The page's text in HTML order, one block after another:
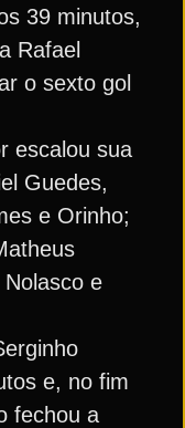
39 minutos,
Rafael
o sexto gol
escalou sua
Guedes,
e Orinho;
e
e, no fim
fechou a